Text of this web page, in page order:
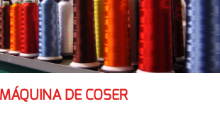
DE COSER